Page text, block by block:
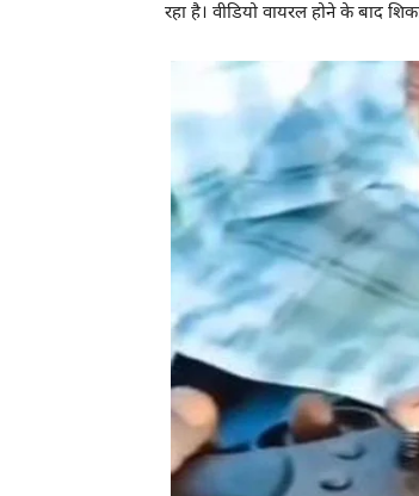
रहा है। वीडियो वायरल होने के बाद